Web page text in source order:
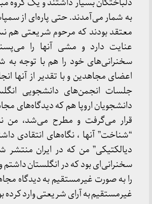
به شمار می‌آمدند. حتی پاره‌ای از
معتقد بودند که مرحوم شریعتی هم
عنایت دارد و مشی آنها را
سخنرانی‌های خود را هم با توجه
اعضای مجاهدین و با تقدیر از آنها
جلسات انجمن‌های دانشجویی
دانشجویان اروپا هم که دیدگاه‌های
قرار می‌گرفت و مطرح می‌شد، من
“شناخت” آنها ، نگاه‌های انتقادی
دیالکتیکی” من که در ایران
سخنرانی‌ای بود که در انگلستان داشتم و
را به صورت غیرمستقیم به دیدگاه
غیرمستقیم به آرای شریعتی وارد کرده